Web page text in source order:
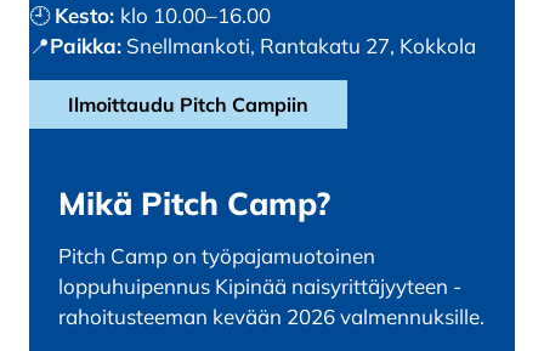
🕘Kesto: klo 10.00–16.00
📍Paikka: Snellmankoti, Rantakatu 27, Kokkola
Ilmoittaudu Pitch Campiin
Mikä Pitch Camp?
Pitch Camp on työpajamuotoinen
loppuhuipennus Kipinää naisyrittäjyyteen -
rahoitusteeman kevään 2026 valmennuksille.